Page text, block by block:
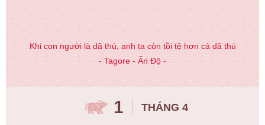
Khi con người là dã thú, anh ta còn tồi tệ hơn cả dã thú
- Tagore - Ấn Độ -
1 THÁNG 4